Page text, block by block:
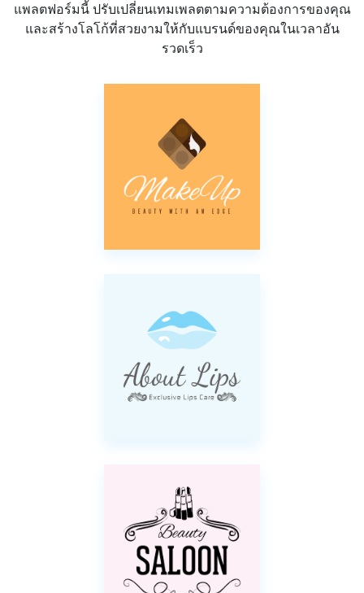
แพลตฟอร์มนี้ ปรับเปลี่ยนเทมเพลตตามความต้องการของคุณ
และสร้างโลโก้ที่สวยงามให้กับแบรนด์ของคุณในเวลาอัน
รวดเร็ว